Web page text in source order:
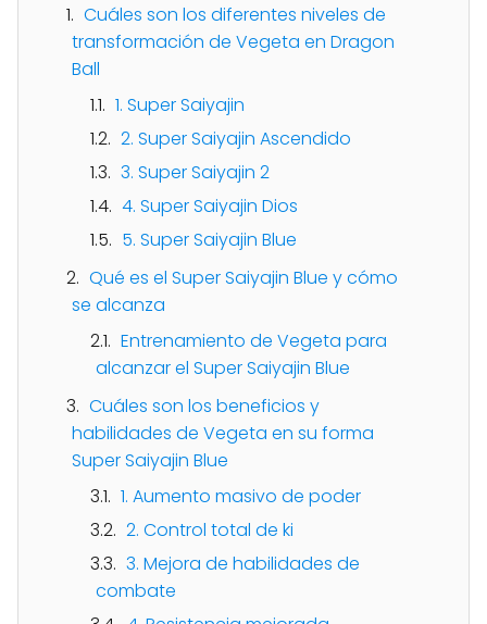
Cuáles son los diferentes niveles de
transformación de Vegeta en Dragon
Ball
1. Super Saiyajin
2. Super Saiyajin Ascendido
3. Super Saiyajin 2
4. Super Saiyajin Dios
5. Super Saiyajin Blue
Qué es el Super Saiyajin Blue y cómo
se alcanza
Entrenamiento de Vegeta para
alcanzar el Super Saiyajin Blue
Cuáles son los beneficios y
habilidades de Vegeta en su forma
Super Saiyajin Blue
1. Aumento masivo de poder
2. Control total de ki
3. Mejora de habilidades de
combate